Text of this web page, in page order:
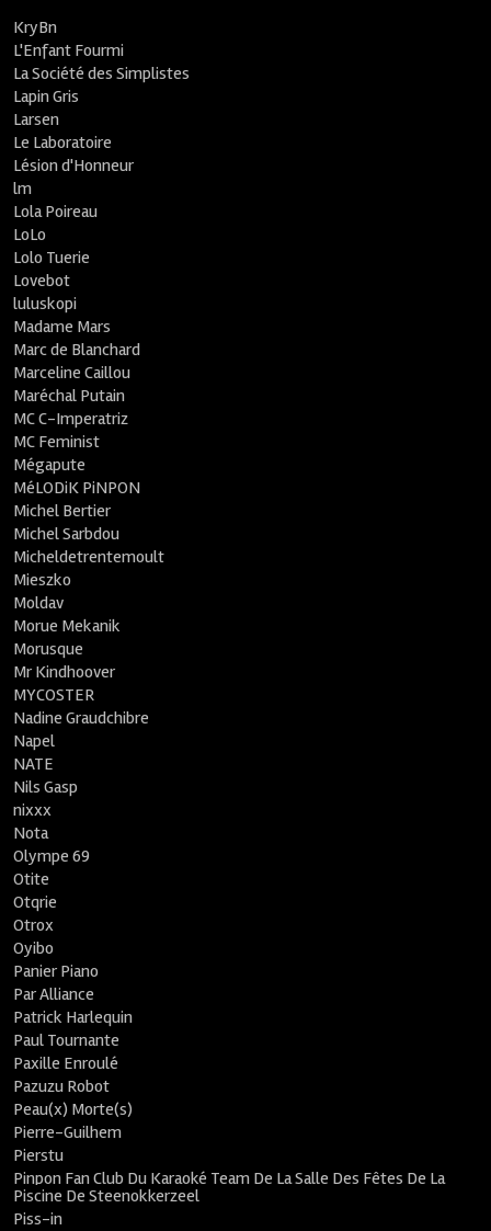
KryBn
L'Enfant Fourmi
La Société des Simplistes
Lapin Gris
Larsen
Le Laboratoire
Lésion d'Honneur
lm
Lola Poireau
LoLo
Lolo Tuerie
Lovebot
luluskopi
Madame Mars
Marc de Blanchard
Marceline Caillou
Maréchal Putain
MC C-Imperatriz
MC Feminist
Mégapute
MéLODiK PiNPON
Michel Bertier
Michel Sarbdou
Micheldetrentemoult
Mieszko
Moldav
Morue Mekanik
Morusque
Mr Kindhoover
MYCOSTER
Nadine Graudchibre
Napel
NATE
Nils Gasp
nixxx
Nota
Olympe 69
Otite
Otqrie
Otrox
Oyibo
Panier Piano
Par Alliance
Patrick Harlequin
Paul Tournante
Paxille Enroulé
Pazuzu Robot
Peau(x) Morte(s)
Pierre-Guilhem
Pierstu
Pinpon Fan Club Du Karaoké Team De La Salle Des Fêtes De La
Piscine De Steenokkerzeel
Piss-in